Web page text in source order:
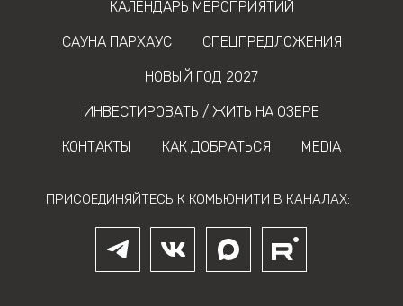
КАЛЕНДАРЬ МЕРОПРИЯТИЙ
САУНА ПАРХАУС СПЕЦПРЕДЛОЖЕНИЯ
НОВЫЙ ГОД 2027
ИНВЕСТИРОВАТЬ / ЖИТЬ НА ОЗЕРЕ
КОНТАКТЫ КАК ДОБРАТЬСЯ MEDIA
ПРИСОЕДИНЯЙТЕСЬ К КОМЬЮНИТИ В КАНАЛАХ: